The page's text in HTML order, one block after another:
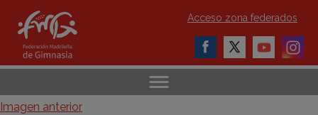
Acceso zona federados
Imagen anterior